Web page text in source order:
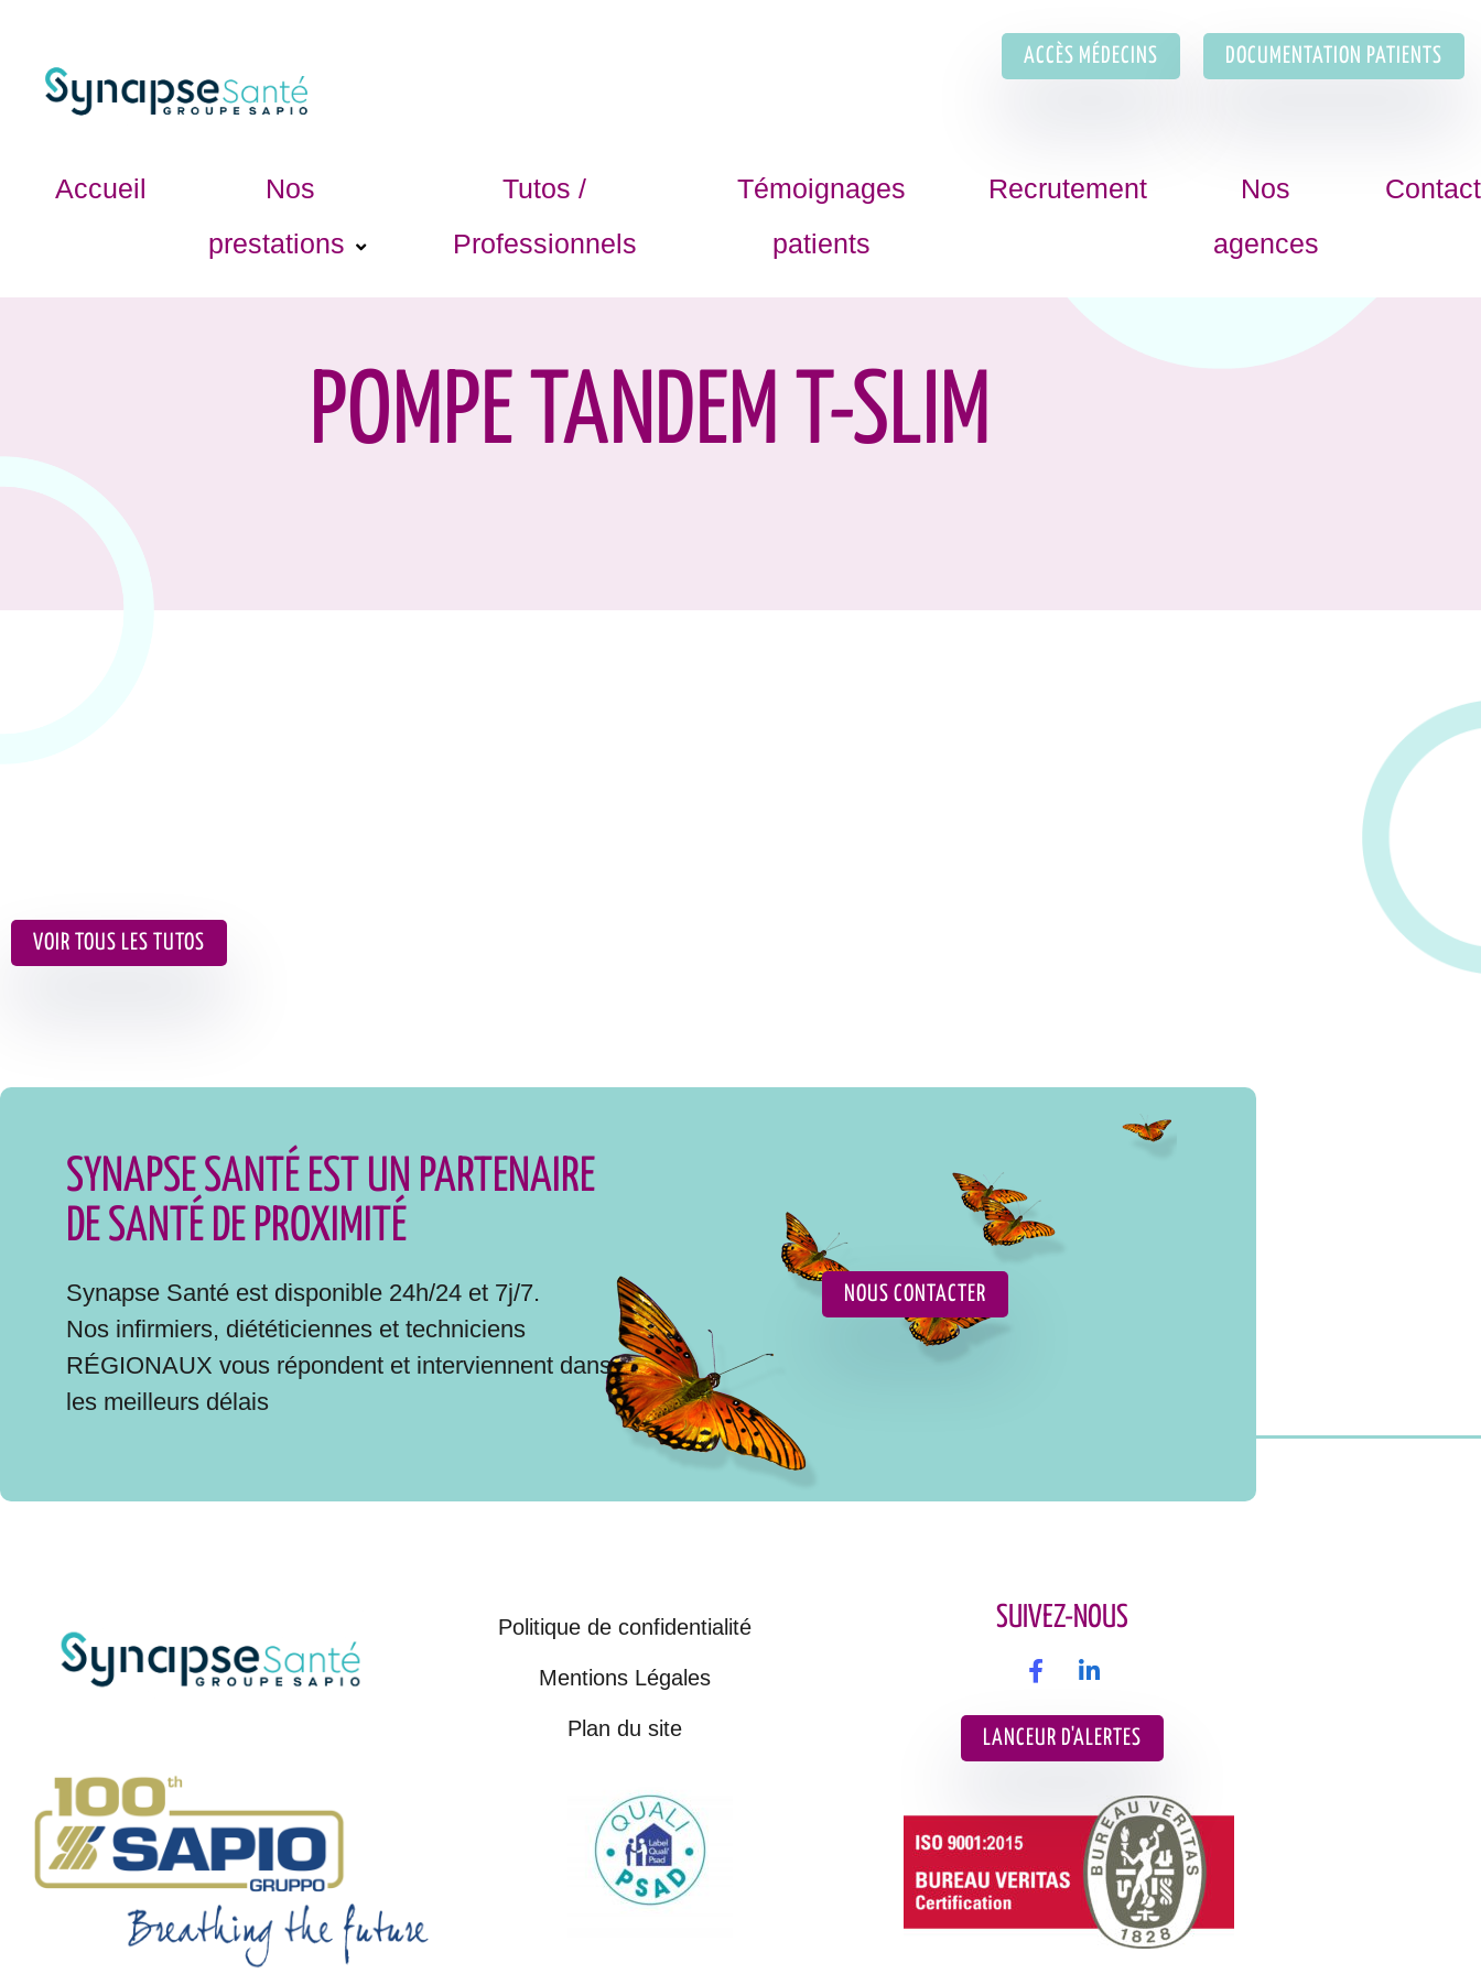
ACCÈS MÉDECINS DOCUMENTATION PATIENTS
Accueil
Nos
prestations
Tutos /
Professionnels
Témoignages
patients
Recrutement
Nos
agences
Contact
POMPE TANDEM T-SLIM
VOIR TOUS LES TUTOS
SYNAPSE SANTÉ EST UN PARTENAIRE
DE SANTÉ DE PROXIMITÉ
Synapse Santé est disponible 24h/24 et 7j/7.
Nos infirmiers, diététiciennes et techniciens
RÉGIONAUX vous répondent et interviennent dans
les meilleurs délais
NOUS CONTACTER
Politique de confidentialité
Mentions Légales
Plan du site
SUIVEZ-NOUS
LANCEUR D'ALERTES